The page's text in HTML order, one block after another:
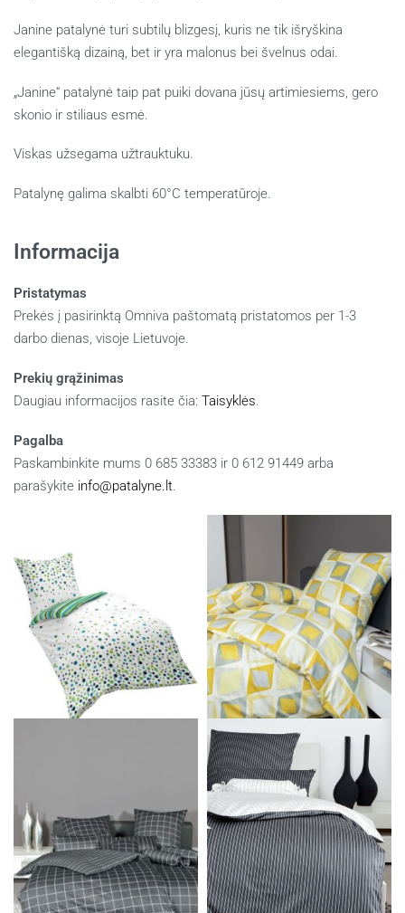
Janine patalynė turi subtilų blizgesį, kuris ne tik išryškina
elegantišką dizainą, bet ir yra malonus bei švelnus odai.
„Janine“ patalynė taip pat puiki dovana jūsų artimiesiems, gero
skonio ir stiliaus esmė.
Viskas užsegama užtrauktuku.
Patalynę galima skalbti 60°C temperatūroje.
Informacija
Pristatymas
Prekės į pasirinktą Omniva paštomatą pristatomos per 1-3
darbo dienas, visoje Lietuvoje.
Prekių grąžinimas
Daugiau informacijos rasite čia: Taisyklės.
Pagalba
Paskambinkite mums 0 685 33383 ir 0 612 91449 arba
parašykite info@patalyne.lt.
159.00€
Pasirinkti savybes